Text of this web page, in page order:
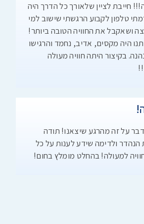
חייבת לציין שלאורך כל הדרך היה
טלפון לקבוע הרגשתי שישוב למי
ושאקבל את החוויה הטובה ביותר!
היה מקסים, אדיב, נחמד והרגישו
בקיצור היתה חוויה מעולה
על זה מהרגע שיצאנו! תודה
הנהדר ולדימה שידע לענות על כל
למעולה! בהחלט מומלץ בחום!